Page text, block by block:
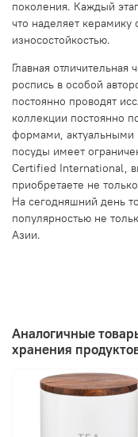
поколения. Каждый
что наделяет керамику
износостойкостью.
Главная
роспись в особой
постоянно проводят
коллекции постоянно
формами,
посуды имеет
Certified International,
приобретаете не
На сегодняшний день
популярностью не
Азии.
Аналогичные
хранения